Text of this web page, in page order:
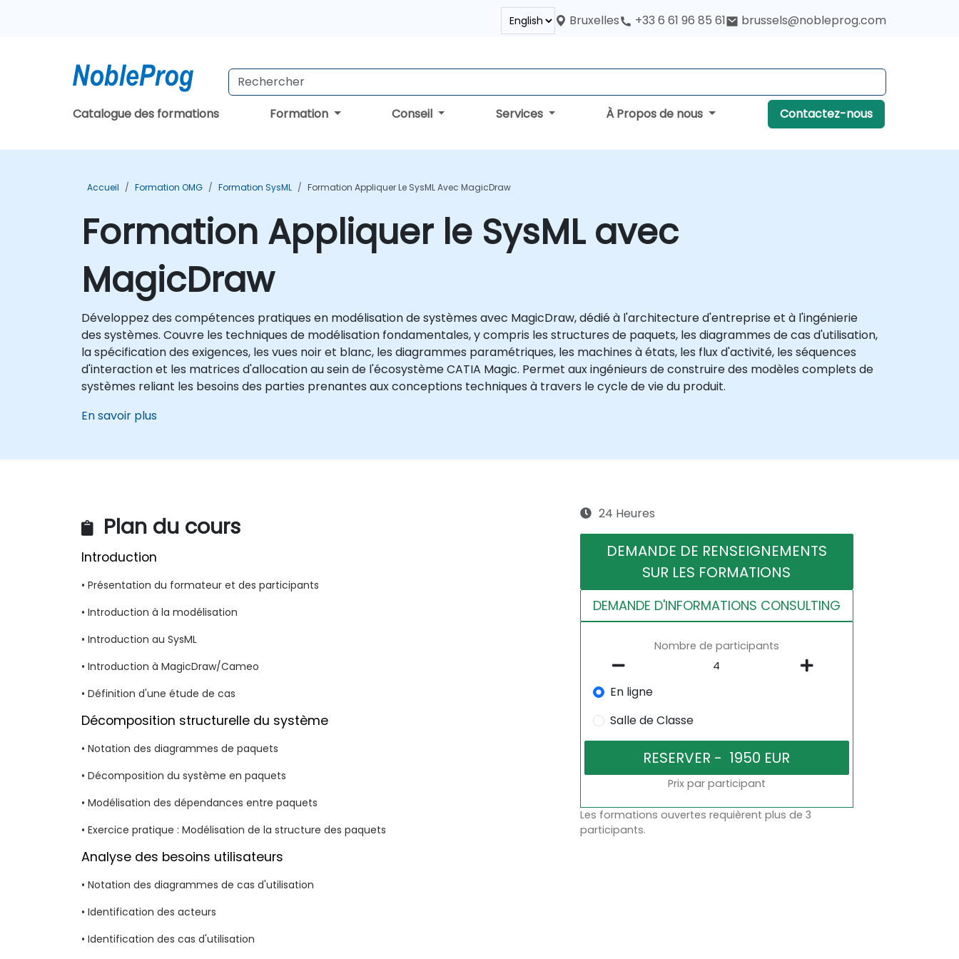
Bruxelles +33 6 61 96 85 61 brussels@nobleprog.com
Catalogue des formations Formation Conseil Services À Propos de nous Contactez-nous
Accueil Formation OMG Formation SysML Formation Appliquer Le SysML Avec MagicDraw
Formation Appliquer le SysML avec
MagicDraw
Développez des compétences pratiques en modélisation de systèmes avec MagicDraw, dédié à l'architecture d'entreprise et à l'ingénierie
des systèmes. Couvre les techniques de modélisation fondamentales, y compris les structures de paquets, les diagrammes de cas d'utilisation,
la spécification des exigences, les vues noir et blanc, les diagrammes paramétriques, les machines à états, les flux d'activité, les séquences
d'interaction et les matrices d'allocation au sein de l'écosystème CATIA Magic. Permet aux ingénieurs de construire des modèles complets de
systèmes reliant les besoins des parties prenantes aux conceptions techniques à travers le cycle de vie du produit.
En savoir plus
Plan du cours
Introduction
• Présentation du formateur et des participants
• Introduction à la modélisation
• Introduction au SysML
• Introduction à MagicDraw/Cameo
• Définition d'une étude de cas
Décomposition structurelle du système
• Notation des diagrammes de paquets
• Décomposition du système en paquets
• Modélisation des dépendances entre paquets
• Exercice pratique : Modélisation de la structure des paquets
Analyse des besoins utilisateurs
• Notation des diagrammes de cas d'utilisation
• Identification des acteurs
• Identification des cas d'utilisation
24 Heures
DEMANDE DE RENSEIGNEMENTS
SUR LES FORMATIONS
DEMANDE D'INFORMATIONS CONSULTING
Nombre de participants
En ligne
Salle de Classe
Prix par participant
Les formations ouvertes requièrent plus de 3
participants.